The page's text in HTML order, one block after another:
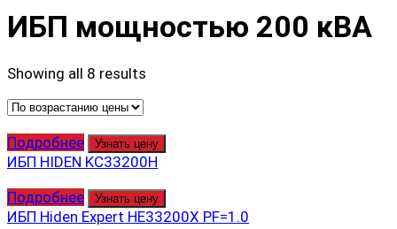
ИБП мощностью 200 кВА
Showing all 8 results
Подробнее Узнать цену
ИБП HIDEN KC33200H
Подробнее
Узнать цену
ИБП Hiden Expert HE33200X PF=1.0